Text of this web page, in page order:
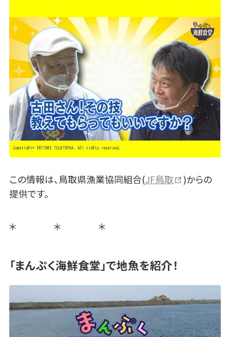
この情報は、鳥取県漁業協同組合(JF鳥取
)からの
提供です。
＊ ＊ ＊
「まんぷく海鮮食堂」で地魚を紹介！